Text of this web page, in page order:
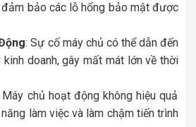
bảo các lỗ hổng bảo mật được
: Sự cố máy chủ có thể dẫn đến
doanh, gây mất mát lớn về thời
Máy chủ hoạt động không hiệu quả
làm việc và làm chậm tiến trình